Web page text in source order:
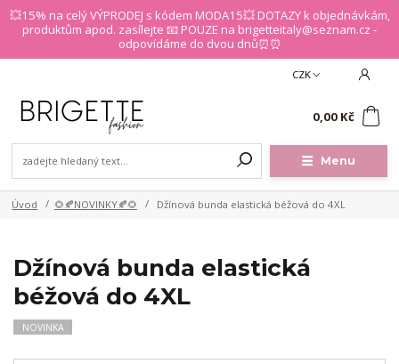
💥15% na celý VÝPRODEJ s kódem MODA15💥 DOTAZY k objednávkám,
produktům apod. zasílejte 📧 POUZE na brigetteitaly@seznam.cz -
odpovídáme do dvou dnů⏰⏰
Menu
CZK
0,00 Kč
Úvod 🌻🍂NOVINKY🍂🌻 Džínová bunda elastická béžová do 4XL
Džínová bunda elastická
béžová do 4XL
NOVINKA